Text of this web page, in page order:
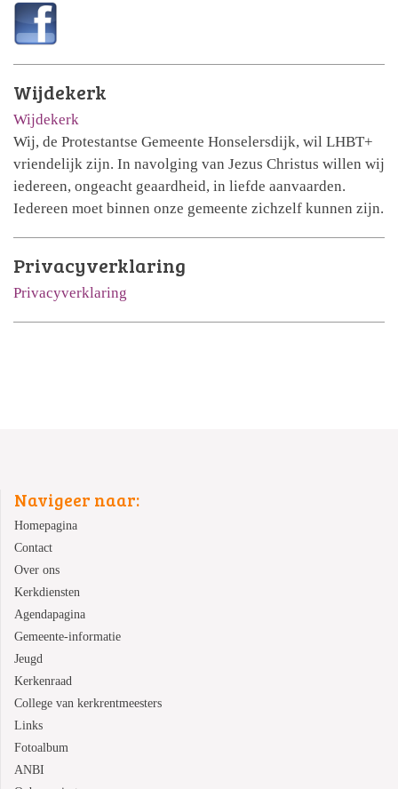
Wijdekerk
Wijdekerk
Wij, de Protestantse Gemeente Honselersdijk, wil LHBT+
vriendelijk zijn. In navolging van Jezus Christus willen wij
iedereen, ongeacht geaardheid, in liefde aanvaarden.
Iedereen moet binnen onze gemeente zichzelf kunnen zijn.
Privacyverklaring
Privacyverklaring
Navigeer naar:
Homepagina
Contact
Over ons
Kerkdiensten
Agendapagina
Gemeente-informatie
Jeugd
Kerkenraad
College van kerkrentmeesters
Links
Fotoalbum
ANBI